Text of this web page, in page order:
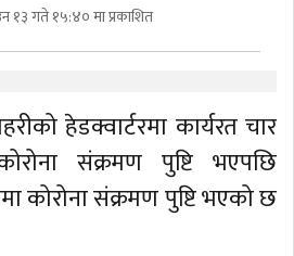
१३ गते १५:४० मा प्रकाशित
हेडक्वार्टरमा कार्यरत चार
संक्रमण पुष्टि भएपछि
कोरोना संक्रमण पुष्टि भएको छ